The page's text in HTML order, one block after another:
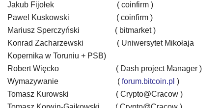
Jakub Fijołek
( coinfirm )
Pawel Kuskowski
( coinfirm )
Mariusz Sperczyński ( bitmarket )
Konrad Zacharzewski
( Uniwersytet Mikołaja
Kopernika w Toruniu + PSB)
Robert Więcko ( Dash project Manager )
Wymazywanie
( forum.bitcoin.pl )
Tomasz Kurowski
( Crypto@Cracow )